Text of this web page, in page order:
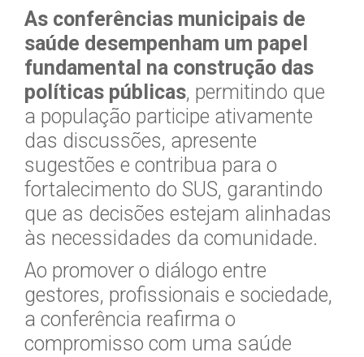
As conferências municipais de
saúde desempenham um papel
fundamental na construção das
políticas públicas, permitindo que
a população participe ativamente
das discussões, apresente
sugestões e contribua para o
fortalecimento do SUS, garantindo
que as decisões estejam alinhadas
às necessidades da comunidade.
Ao promover o diálogo entre
gestores, profissionais e sociedade,
a conferência reafirma o
compromisso com uma saúde